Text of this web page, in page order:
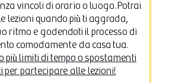
vincoli di orario o luogo. Potrai
lezioni quando più ti aggrada,
ritmo e godendoti il processo di
comodamente da casa tua.
più limiti di tempo o spostamenti
per partecipare alle lezioni!